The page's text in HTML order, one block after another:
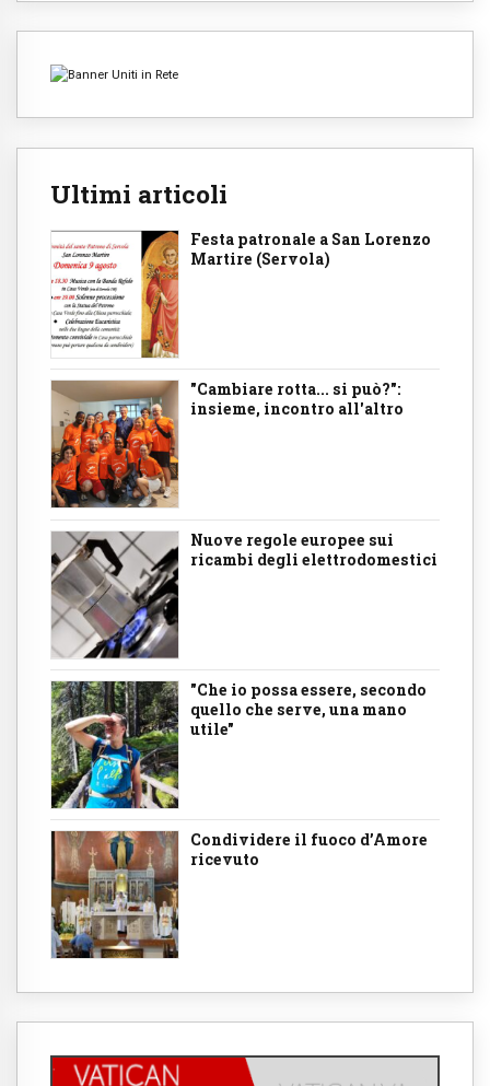
Ultimi articoli
Festa patronale a San Lorenzo
Martire (Servola)
"Cambiare rotta... si può?":
insieme, incontro all'altro
Nuove regole europee sui
ricambi degli elettrodomestici
"Che io possa essere, secondo
quello che serve, una mano
utile"
Condividere il fuoco d’Amore
ricevuto